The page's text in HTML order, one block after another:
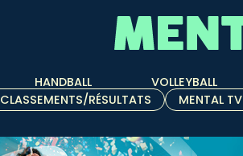
HANDBALL VOLLEYBALL
CLASSEMENTS/RÉSULTATS
MENTAL TV